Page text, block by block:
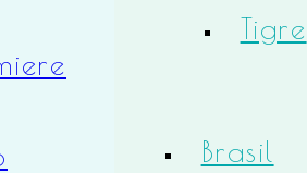
Tigre
Brasil